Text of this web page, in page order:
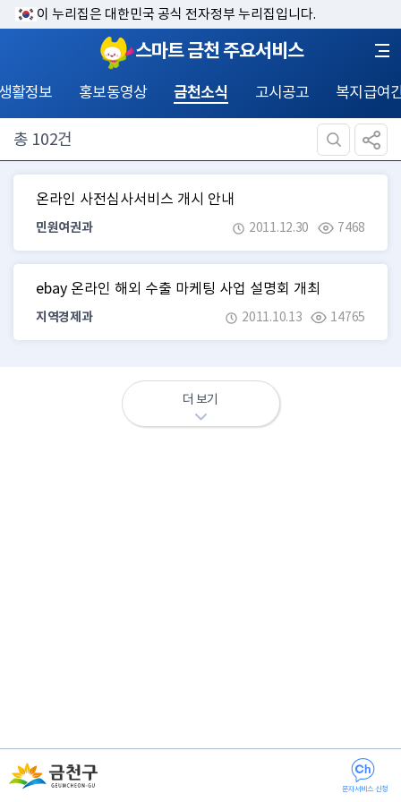
이 누리집은 대한민국 공식 전자정부 누리집입니다.
스마트 금천 주요서비스
활정보 홍보동영상 금천소식 고시공고 복지급여
문자서비스 신청
총 102건
온라인 사전심사서비스 개시 안내
민원여권과 2011.12.30 7468
ebay 온라인 해외 수출 마케팅 사업 설명회 개최
지역경제과 2011.10.13 14765
더 보기